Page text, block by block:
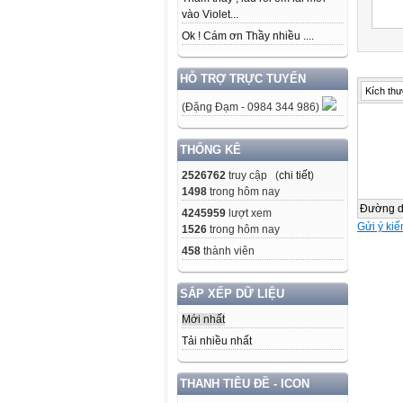
vào Violet...
Ok ! Cám ơn Thầy nhiều ....
HỖ TRỢ TRỰC TUYẾN
(Đặng Đạm - 0984 344 986)
THỐNG KÊ
2526762 truy cập (chi tiết)
1498 trong hôm nay
4245959 lượt xem
1526 trong hôm nay
458 thành viên
SẮP XẾP DỮ LIỆU
Mới nhất
Tải nhiều nhất
THANH TIÊU ĐỀ - ICON
Hình B
Kích
Đường
Gửi ý